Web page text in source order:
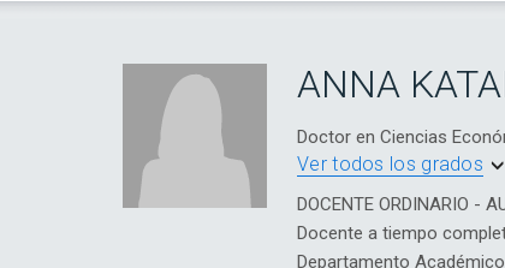
ANNA
Doctor en Ciencias
Ver todos los grados
DOCENTE ORDINARIO -
Docente a tiempo
Departamento